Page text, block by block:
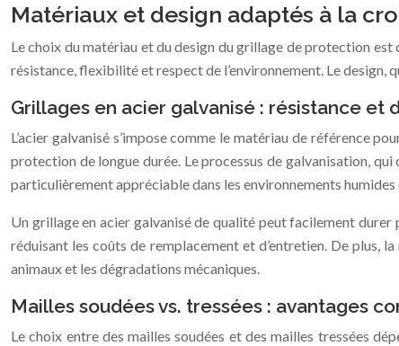
Matériaux et design adaptés à la
Le choix du matériau et du design du grillage de protection
résistance, flexibilité et respect de l’environnement. Le design,
Grillages en acier galvanisé : résistance et
L’acier galvanisé s’impose comme le matériau de référence
protection de longue durée. Le processus de galvanisation,
particulièrement appréciable dans les environnements
Un grillage en acier galvanisé de qualité peut facilement
réduisant les coûts de remplacement et d’entretien. De plus,
animaux et les dégradations mécaniques.
Mailles soudées vs. tressées : avantages
Le choix entre des mailles soudées et des mailles tressées